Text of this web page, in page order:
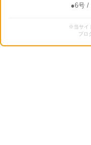
●6号/
※当サイ
プロ